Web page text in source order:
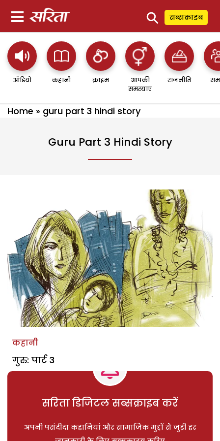
⚲ सब्सक्राइब
ऑडियो कहानी क्राइम
आपकी
समस्याएं
राजनीति
Home » guru part 3 hindi story
Guru Part 3 Hindi Story
कहानी
गुरु: पार्ट 3
सरिता डिजिटल सब्सक्राइब करें
अपनी पसंदीदा कहानियां और सामाजिक मुद्दों से जुड़ी हर